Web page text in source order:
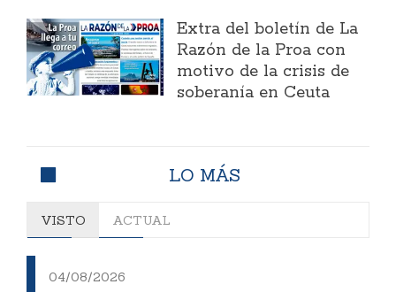
Extra del boletín de La
Razón de la Proa con
motivo de la crisis de
soberanía en Ceuta
LO MÁS
VISTO ACTUAL
04/08/2026